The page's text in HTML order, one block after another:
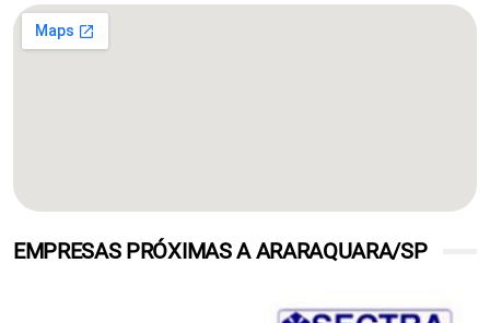
EMPRESAS PRÓXIMAS A ARARAQUARA/SP